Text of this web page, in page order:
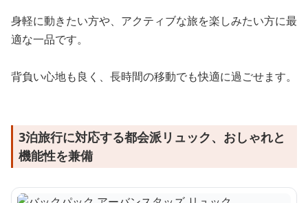
身軽に動きたい方や、アクティブな旅を楽しみたい方に最
適な一品です。
背負い心地も良く、長時間の移動でも快適に過ごせます。
3泊旅行に対応する都会派リュック、おしゃれと
機能性を兼備